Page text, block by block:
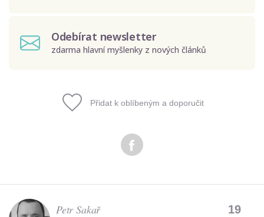
Odebírat newsletter
zdarma hlavní myšlenky z nových článků
Odeslat
Přidat k oblíbeným a doporučit
Petr Sakař 19